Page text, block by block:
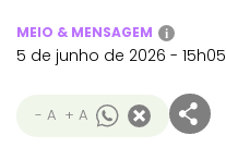
MEIO & MENSAGEM i
5 de junho de 2026 - 15h05
- A + A